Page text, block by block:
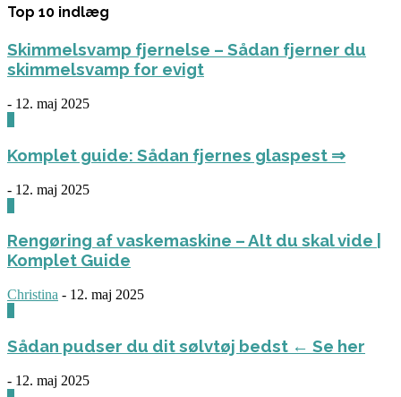
Top 10 indlæg
Skimmelsvamp fjernelse – Sådan fjerner du
skimmelsvamp for evigt
- 12. maj 2025
Komplet guide: Sådan fjernes glaspest ⇒
- 12. maj 2025
Rengøring af vaskemaskine – Alt du skal vide |
Komplet Guide
Christina - 12. maj 2025
Sådan pudser du dit sølvtøj bedst ← Se her
- 12. maj 2025